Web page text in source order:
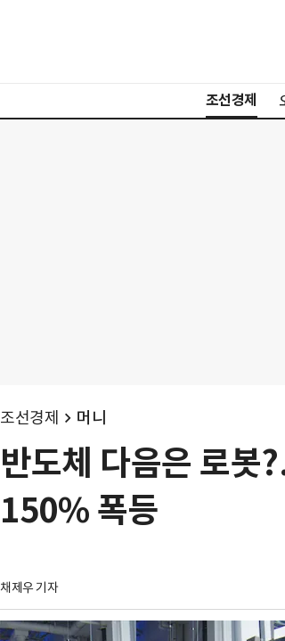
조선경제
조선경제 머니
반도체 다음은 로봇
150% 폭등
채제우 기자